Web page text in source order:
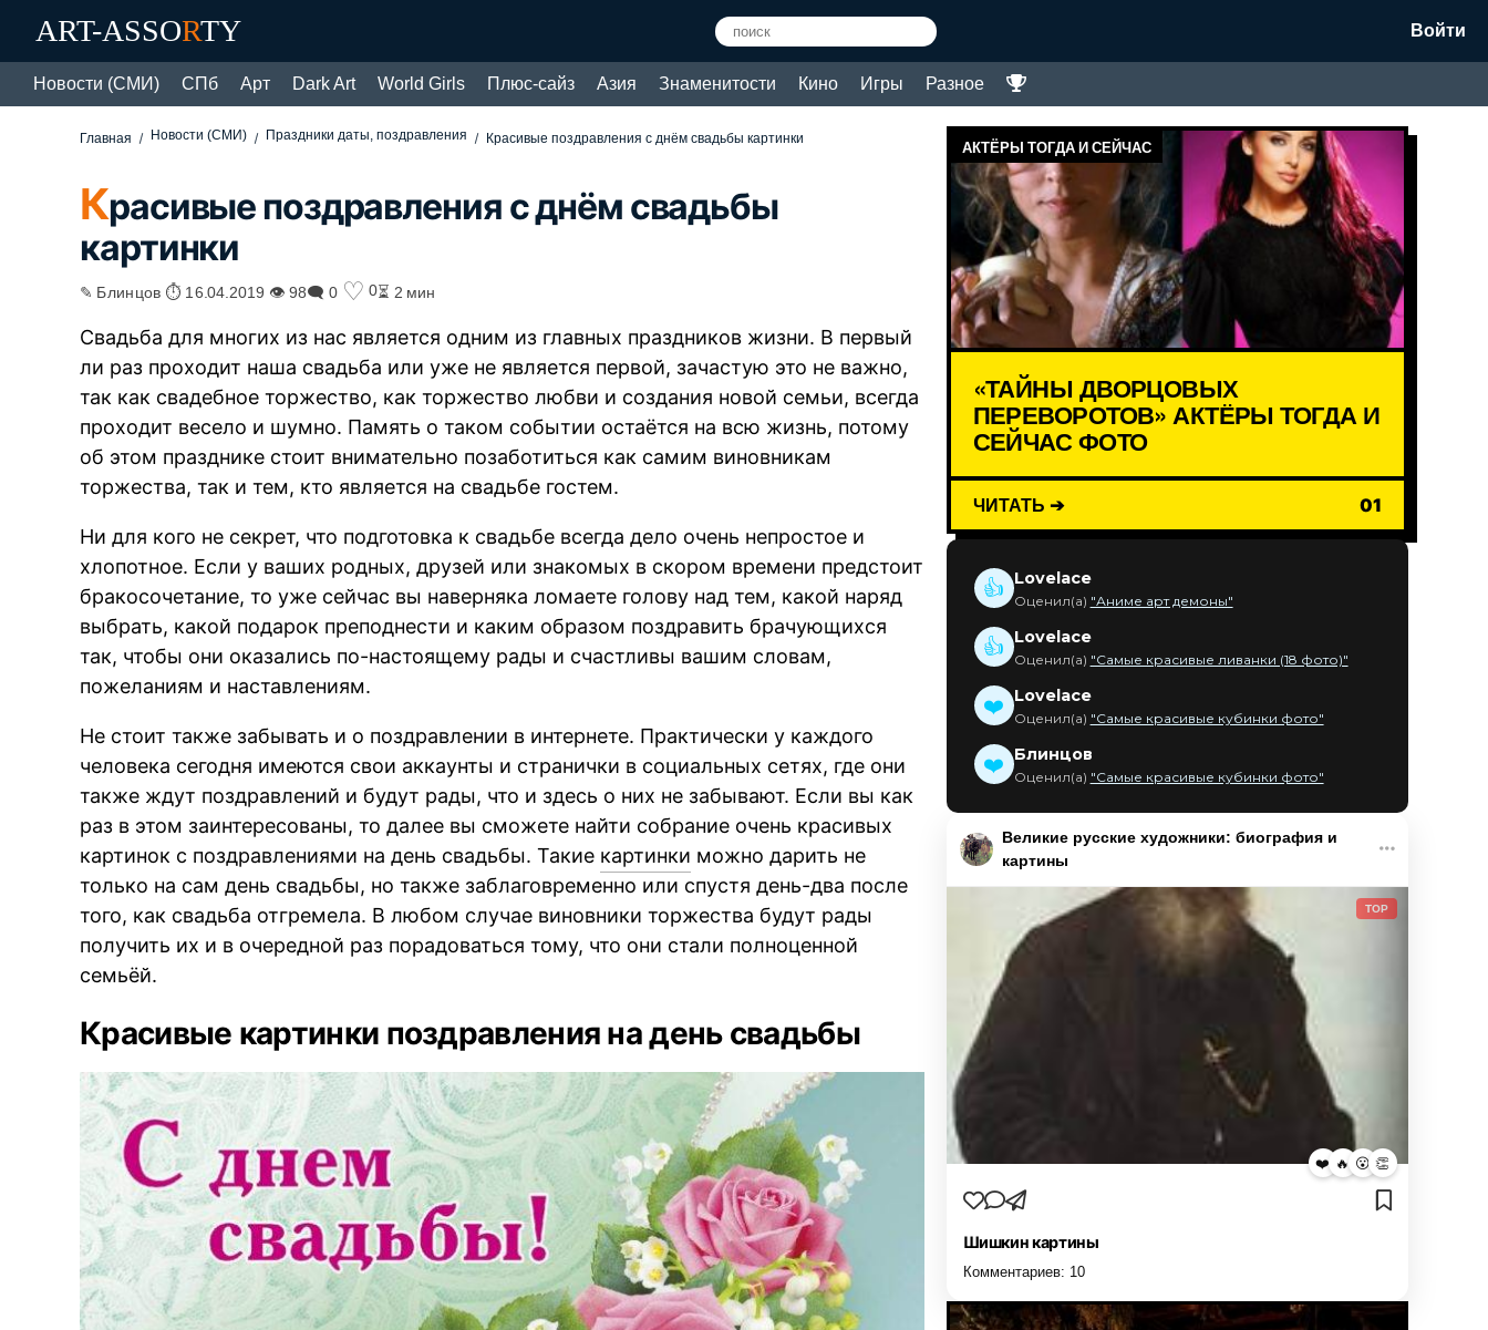
ART-ASSORTY Войти
Новости (СМИ) СПб Арт Dark Art World Girls Плюс-сайз Азия Знаменитости Кино Игры Разное
Главная Новости (СМИ) Праздники даты, поздравления Красивые поздравления с днём свадьбы картинки
Красивые поздравления с днём свадьбы
картинки
✎ Блинцов ⏱ 16.04.2019 👁 98🗨 0 ♡ 0⏳ 2 мин
Свадьба для многих из нас является одним из главных праздников жизни. В первый
ли раз проходит наша свадьба или уже не является первой, зачастую это не важно,
так как свадебное торжество, как торжество любви и создания новой семьи, всегда
проходит весело и шумно. Память о таком событии остаётся на всю жизнь, потому
об этом празднике стоит внимательно позаботиться как самим виновникам
торжества, так и тем, кто является на свадьбе гостем.
Ни для кого не секрет, что подготовка к свадьбе всегда дело очень непростое и
хлопотное. Если у ваших родных, друзей или знакомых в скором времени предстоит
бракосочетание, то уже сейчас вы наверняка ломаете голову над тем, какой наряд
выбрать, какой подарок преподнести и каким образом поздравить брачующихся
так, чтобы они оказались по-настоящему рады и счастливы вашим словам,
пожеланиям и наставлениям.
Не стоит также забывать и о поздравлении в интернете. Практически у каждого
человека сегодня имеются свои аккаунты и странички в социальных сетях, где они
также ждут поздравлений и будут рады, что и здесь о них не забывают. Если вы как
раз в этом заинтересованы, то далее вы сможете найти собрание очень красивых
картинок с поздравлениями на день свадьбы. Такие картинки можно дарить не
только на сам день свадьбы, но также заблаговременно или спустя день-два после
того, как свадьба отгремела. В любом случае виновники торжества будут рады
получить их и в очередной раз порадоваться тому, что они стали полноценной
семьёй.
Красивые картинки поздравления на день свадьбы
АКТЁРЫ ТОГДА И СЕЙЧАС
«ТАЙНЫ ДВОРЦОВЫХ
ПЕРЕВОРОТОВ» АКТЁРЫ ТОГДА И
СЕЙЧАС ФОТО
ЧИТАТЬ ➔ 01
👍 Lovelace
Оценил(а) "Аниме арт демоны"
👍 Lovelace
Оценил(а) "Самые красивые ливанки (18 фото)"
❤️ Lovelace
Оценил(а) "Самые красивые кубинки фото"
❤️ Блинцов
Оценил(а) "Самые красивые кубинки фото"
Великие русские художники: биография и
картины
TOP
❤️ 🔥 😮 👏
Шишкин картины
Комментариев: 10